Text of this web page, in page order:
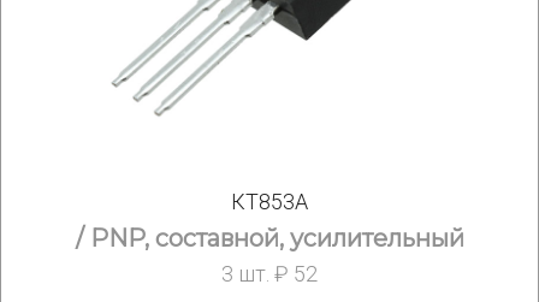
КТ853А
/ PNP, составной, усилительный
3 шт. ₽ 52